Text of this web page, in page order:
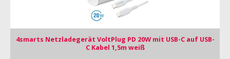
4smarts Netzladegerät VoltPlug PD 20W mit USB-C auf USB-
C Kabel 1,5m weiß